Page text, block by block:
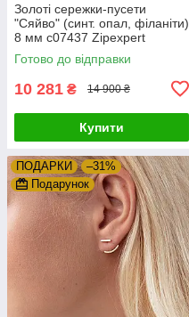
Золоті сережки-пусети
"Сяйво" (синт. опал, філаніти)
8 мм с07437 Zipexpert
ZIPEXPERT
Готово до відправки
10 281 ₴ 14 900 ₴
Купити
ПОДАРКИ
–31%
Подарунок